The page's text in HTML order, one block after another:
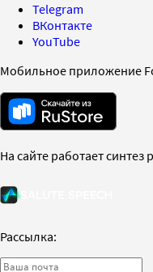
Telegram
ВКонтакте
YouTube
Мобильное приложение
На сайте работает синтез
Рассылка: